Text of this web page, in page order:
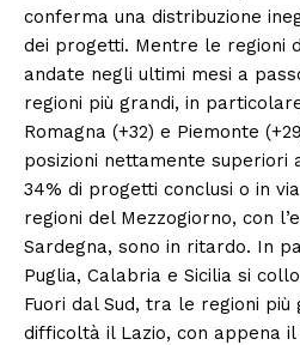
conferma una distribuzione
dei progetti. Mentre le regioni
andate negli ultimi mesi a
regioni più grandi, in
Romagna (+32) e Piemonte
posizioni nettamente superiori
34% di progetti conclusi o in
regioni del Mezzogiorno, con
Sardegna, sono in ritardo. In
Puglia, Calabria e Sicilia si
Fuori dal Sud, tra le regioni più
difficoltà il Lazio, con appena il